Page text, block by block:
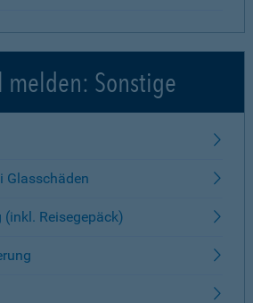
melden: Sonstige
Glasschäden
(inkl. Reisegepäck)